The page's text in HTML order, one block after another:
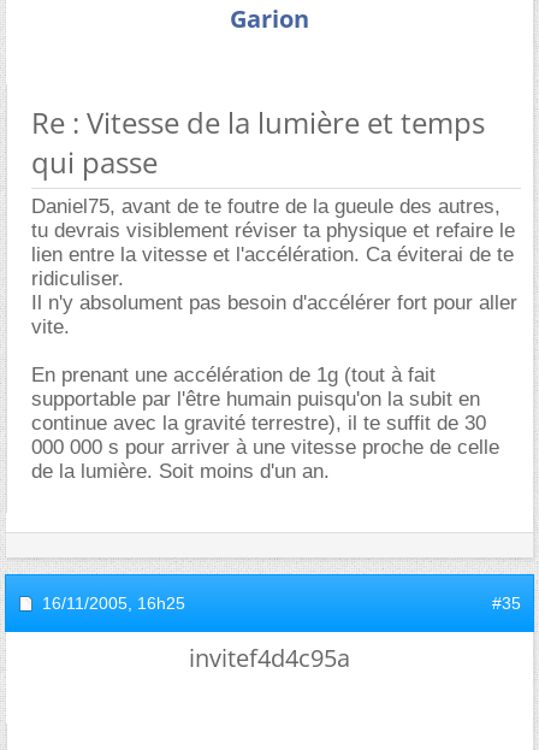
Garion
Re : Vitesse de la lumière et temps
qui passe
Daniel75, avant de te foutre de la gueule des autres,
tu devrais visiblement réviser ta physique et refaire le
lien entre la vitesse et l'accélération. Ca éviterai de te
ridiculiser.
Il n'y absolument pas besoin d'accélérer fort pour aller
vite.
En prenant une accélération de 1g (tout à fait
supportable par l'être humain puisqu'on la subit en
continue avec la gravité terrestre), il te suffit de 30
000 000 s pour arriver à une vitesse proche de celle
de la lumière. Soit moins d'un an.
16/11/2005, 16h25 #35
invitef4d4c95a